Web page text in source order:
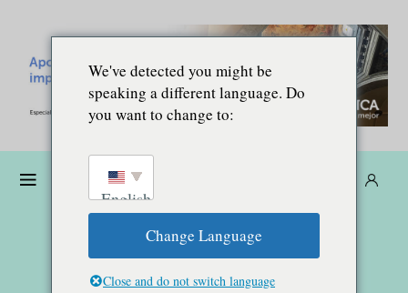
We've detected you might be
speaking a different language. Do
you want to change to:
English
Change Language
Close and do not switch language